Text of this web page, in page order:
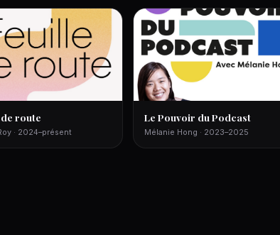
route
· 2024–présent
Le Pouvoir du Podcast
Mélanie Hong · 2023–2025